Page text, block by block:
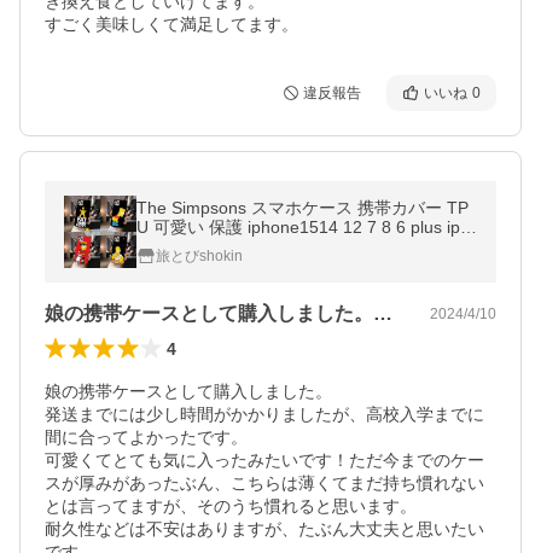
すごく美味しくて満足してます。
違反報告 いいね 0
The Simpsons スマホケース 携帯カバー TP
U 可愛い 保護 iphone1514 12 7 8 6 plus iph
one15X XS MAX XR iphone1511 Pro SE 12
13 mini ケース
旅とびshokin
娘の携帯ケースとして購入しました。発送… 2024/4/10
4
娘の携帯ケースとして購入しました。
発送までには少し時間がかかりましたが、高校入学までに
間に合ってよかったです。
可愛くてとても気に入ったみたいです！ただ今までのケー
スが厚みがあったぶん、こちらは薄くてまだ持ち慣れない
とは言ってますが、そのうち慣れると思います。
耐久性などは不安はありますが、たぶん大丈夫と思いたい